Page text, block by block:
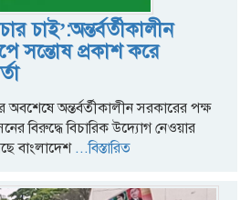
চাই’:অন্তর্বর্তীকালীন
সন্তোষ প্রকাশ করে
অবশেষে অন্তর্বর্তীকালীন সরকারের পক্ষ
বিরুদ্ধে বিচারিক উদ্যোগ নেওয়ার
বাংলাদেশ...বিস্তারিত